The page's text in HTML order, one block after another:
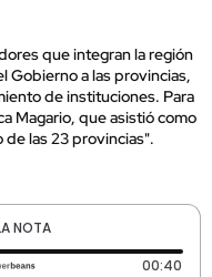
que integran la región
Gobierno a las provincias,
de instituciones. Para
Magario, que asistió como
de las 23 provincias".
NOTA
0 segundos 00:40